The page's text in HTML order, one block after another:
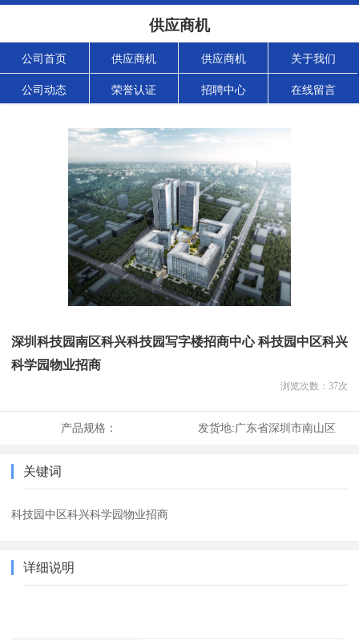
供应商机
公司首页 供应商机 供应商机 关于我们
公司动态 荣誉认证 招聘中心 在线留言
深圳科技园南区科兴科技园写字楼招商中心 科技园中区科兴
科学园物业招商
浏览次数： 37次
产品规格： 发货地:广东省深圳市南山区
关键词
科技园中区科兴科学园物业招商
详细说明